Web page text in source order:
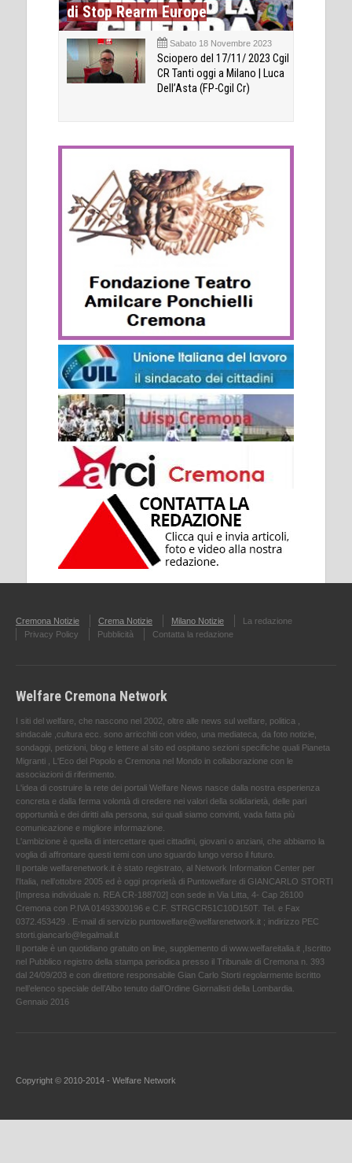
di Stop Rearm Europe
Sabato 18 Novembre 2023
Sciopero del 17/11/ 2023 Cgil
CR Tanti oggi a Milano | Luca
Dell’Asta (FP-Cgil Cr)
Cremona Notizie Crema Notizie Milano Notizie
La redazione
Privacy Policy
Pubblicità Contatta la redazione
Welfare Cremona Network
I siti del welfare, che nascono nel 2002, oltre alle news sul welfare, politica ,
sindacale ,cultura ecc. sono arricchiti con video, una mediateca, da foto notizie,
sondaggi, petizioni, blog e lettere al sito ed ospitano sezioni specifiche quali Pianeta
Migranti , L'Eco del Popolo e Cremona nel Mondo in collaborazione con le
associazioni di riferimento.
L'idea di costruire la rete dei portali Welfare News nasce dalla nostra esperienza
concreta e dalla ferma volontà di credere nei valori della solidarietà, delle pari
opportunità e dei diritti alla persona, sui quali siamo convinti, vada fatta più
comunicazione e migliore informazione.
L'ambizione è quella di intercettare quei cittadini, giovani o anziani, che abbiamo la
voglia di affrontare questi temi con uno sguardo lungo verso il futuro.
Il portale welfarenetwork.it è stato registrato, al Network Information Center per
l'Italia, nell’ottobre 2005 ed è oggi proprietà di Puntowelfare di GIANCARLO STORTI
[Impresa individuale n. REA CR-188702] con sede in Via Litta, 4- Cap 26100
Cremona con P.IVA 01493300196 e C.F. STRGCR51C10D150T. Tel. e Fax
0372.453429 . E-mail di servizio puntowelfare@welfarenetwork.it ; indirizzo PEC
storti.giancarlo@legalmail.it
Il portale è un quotidiano gratuito on line, supplemento di www.welfareitalia.it ,Iscritto
nel Pubblico registro della stampa periodica presso il Tribunale di Cremona n. 393
dal 24/09/203 e con direttore responsabile Gian Carlo Storti regolarmente iscritto
nell’elenco speciale dell’Albo tenuto dall’Ordine Giornalisti della Lombardia.
Gennaio 2016
Copyright © 2010-2014 - Welfare Network